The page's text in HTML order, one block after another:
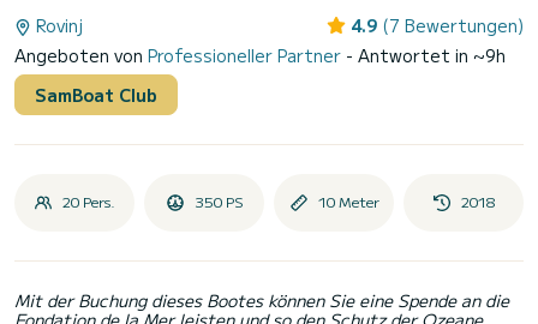
Rovinj 4.9 (7 Bewertungen)
Angeboten von Professioneller Partner - Antwortet in ~9h
SamBoat Club
20 Pers. 350 PS 10 Meter 2018
Mit der Buchung dieses Bootes können Sie eine Spende an die